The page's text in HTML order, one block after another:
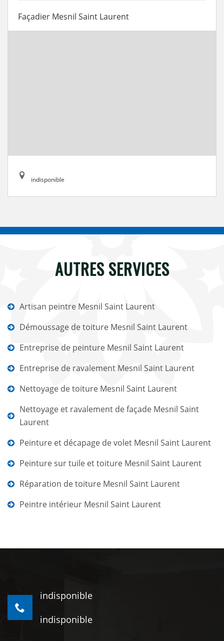
Façadier Mesnil Saint Laurent
indisponible
AUTRES SERVICES
Artisan peintre Mesnil Saint Laurent
Démoussage de toiture Mesnil Saint Laurent
Entreprise de peinture Mesnil Saint Laurent
Entreprise de ravalement Mesnil Saint Laurent
Nettoyage de toiture Mesnil Saint Laurent
Nettoyage et ravalement de façade Mesnil Saint
Laurent
Peinture et décapage de volet Mesnil Saint Laurent
Peinture sur tuile et toiture Mesnil Saint Laurent
Réparation de toiture Mesnil Saint Laurent
Peintre intérieur Mesnil Saint Laurent
indisponible
indisponible